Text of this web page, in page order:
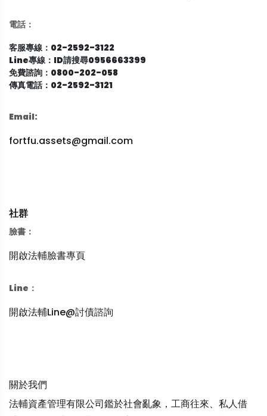
電話：
客服專線：02-2592-3122
Line專線：ID請搜尋0956663399
免費諮詢：0800-202-058
傳真電話：02-2592-3121
Email:
fortfu.assets@gmail.com
社群
臉書：
開啟法輔臉書專頁
Line：
開啟法輔Line@討債諮詢
關於我們
法輔資產管理有限公司鑑於社會亂象，工商往來、私人借